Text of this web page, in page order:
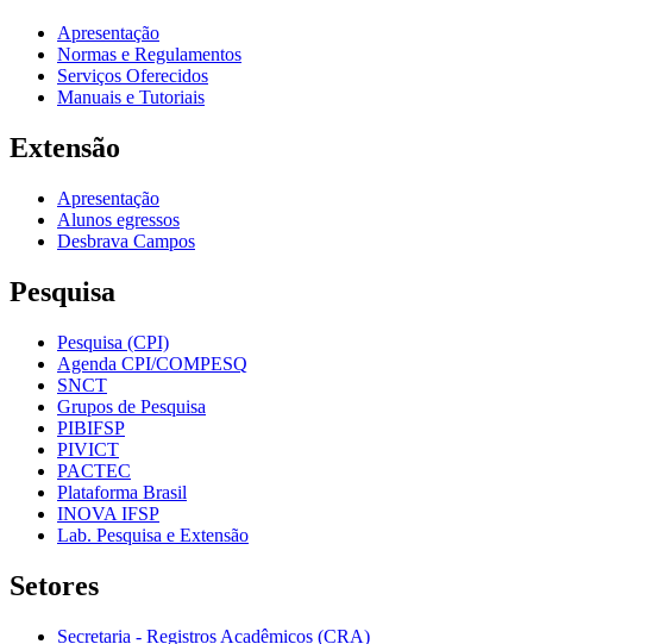
Apresentação
Normas e Regulamentos
Serviços Oferecidos
Manuais e Tutoriais
Extensão
Apresentação
Alunos egressos
Desbrava Campos
Pesquisa
Pesquisa (CPI)
Agenda CPI/COMPESQ
SNCT
Grupos de Pesquisa
PIBIFSP
PIVICT
PACTEC
Plataforma Brasil
INOVA IFSP
Lab. Pesquisa e Extensão
Setores
Secretaria - Registros Acadêmicos (CRA)